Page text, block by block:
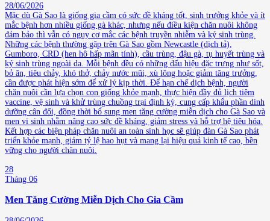
28/06/2026
Mặc dù Gà Sao là giống gia cầm có sức đề kháng tốt, sinh trưởng khỏe và ít
mắc bệnh hơn nhiều giống gà khác, nhưng nếu điều kiện chăn nuôi không
đảm bảo thì vẫn có nguy cơ mắc các bệnh truyền nhiễm và ký sinh trùng.
Những các bệnh thường gặp trên Gà Sao gồm Newcastle (dịch tả),
Gumboro, CRD (hen hô hấp mãn tính), cầu trùng, đậu gà, tụ huyết trùng và
ký sinh trùng ngoài da. Mỗi bệnh đều có những dấu hiệu đặc trưng như sốt,
bỏ ăn, tiêu chảy, khó thở, chảy nước mũi, xù lông hoặc giảm tăng trưởng,
cần được phát hiện sớm để xử lý kịp thời. Để hạn chế dịch bệnh, người
chăn nuôi cần lựa chọn con giống khỏe mạnh, thực hiện đầy đủ lịch tiêm
vaccine, vệ sinh và khử trùng chuồng trại định kỳ, cung cấp khẩu phần dinh
dưỡng cân đối, đồng thời bổ sung men tăng cường miễn dịch cho Gà Sao và
men vi sinh nhằm nâng cao sức đề kháng, giảm stress và hỗ trợ hệ tiêu hóa.
Kết hợp các biện pháp chăn nuôi an toàn sinh học sẽ giúp đàn Gà Sao phát
triển khỏe mạnh, giảm tỷ lệ hao hụt và mang lại hiệu quả kinh tế cao, bền
vững cho người chăn nuôi.
28
Tháng 06
Men Tăng Cường Miễn Dịch Cho Gia Cầm